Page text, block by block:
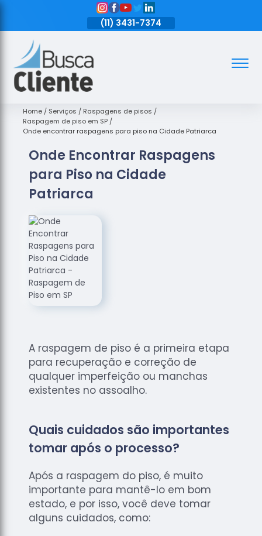
(11) 3431-7374
Assoalhos
de Madeira
Decks de
Empresas
de
Assoalhos
de Madeira
Loja de
Assoalhos
Raspagem
de
Raspagem
de Tacos
de
Madeiras
Raspagens
Madeiras
Home Serviços
Raspagens de pisos
Raspagem de piso em SP
Onde encontrar raspagens para piso na Cidade Patriarca
Onde Encontrar Raspagens
para Piso na Cidade
Patriarca
A raspagem de piso é a primeira etapa
para recuperação e correção de
qualquer imperfeição ou manchas
existentes no assoalho.
Quais cuidados são importantes
tomar após o processo?
Após a raspagem do piso, é muito
importante para mantê-lo em bom
estado, e por isso, você deve tomar
alguns cuidados, como: